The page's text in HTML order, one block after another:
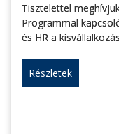
Tisztelettel
Programmal
és HR a
Részletek